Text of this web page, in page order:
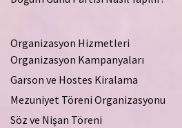
Organizasyon Hizmetleri
Organizasyon Kampanyaları
Garson ve Hostes Kiralama
Mezuniyet Töreni Organizasyonu
Söz ve Nişan Töreni